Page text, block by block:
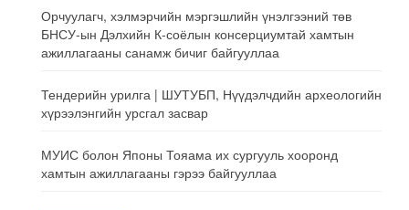
Орчуулагч, хэлмэрчийн мэргэшлийн үнэлгээний төв
БНСУ-ын Дэлхийн К-соёлын консерциумтай хамтын
ажиллагааны санамж бичиг байгууллаа
Тендерийн урилга | ШУТУБП, Нүүдэлчдийн археологийн
хүрээлэнгийн урсгал засвар
МУИС болон Японы Тояама их сургууль хооронд
хамтын ажиллагааны гэрээ байгууллаа